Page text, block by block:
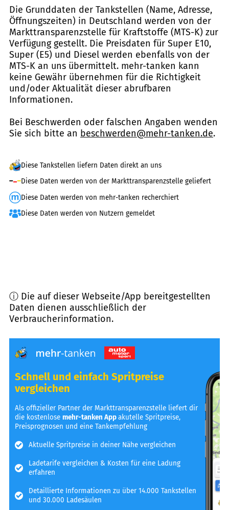
Die Grunddaten der Tankstellen (Name, Adresse,
Öffnungszeiten) in Deutschland werden von der
Markttransparenzstelle für Kraftstoffe (MTS-K) zur
Verfügung gestellt. Die Preisdaten für Super E10,
Super (E5) und Diesel werden ebenfalls von der
MTS-K an uns übermittelt. mehr-tanken kann
keine Gewähr übernehmen für die Richtigkeit
und/oder Aktualität dieser abrufbaren
Informationen.
Bei Beschwerden oder falschen Angaben wenden
Sie sich bitte an beschwerden@mehr-tanken.de.
Diese Tankstellen liefern Daten direkt an uns
Diese Daten werden von der Markttransparenzstelle geliefert
Diese Daten werden von mehr-tanken recherchiert
Diese Daten werden von Nutzern gemeldet
ⓘ Die auf dieser Webseite/App bereitgestellten
Daten dienen ausschließlich der
Verbraucherinformation.
Schnell und einfach Spritpreise
vergleichen
Als offizieller Partner der Markttransparenzstelle liefert dir
die kostenlosemehr-tanken Appakutelle Spritpreise,
Preisprognosen und eine Tankempfehlung
Aktuelle Spritpreise in deiner Nähe vergleichen
Ladetarife vergleichen & Kosten für eine Ladung
erfahren
Detaillierte Informationen zu über 14.000 Tankstellen
und 30.000 Ladesäulen